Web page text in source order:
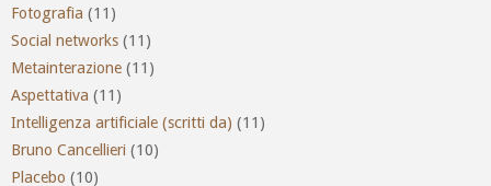
Fotografia (11)
Social networks (11)
Metainterazione (11)
Aspettativa (11)
Intelligenza artificiale (scritti da) (11)
Bruno Cancellieri (10)
Placebo (10)